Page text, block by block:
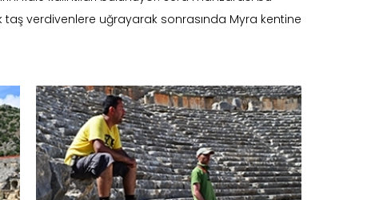
verdivenlere uğrayarak sonrasında Myra kentine